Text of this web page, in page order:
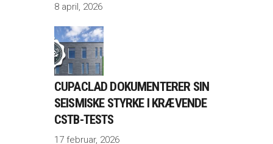
8 april, 2026
CUPACLAD DOKUMENTERER SIN
SEISMISKE STYRKE I KRÆVENDE
CSTB-TESTS
17 februar, 2026